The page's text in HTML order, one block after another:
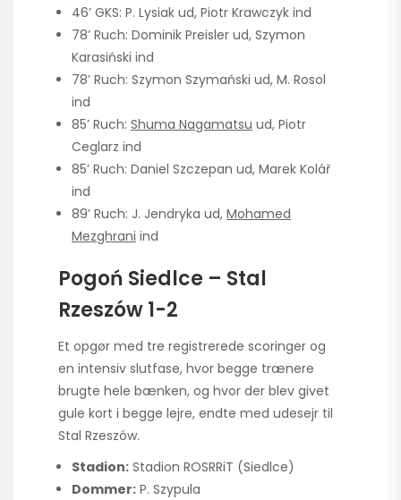
46’ GKS: P. Lysiak ud, Piotr Krawczyk ind
78’ Ruch: Dominik Preisler ud, Szymon
Karasiński ind
78’ Ruch: Szymon Szymański ud, M. Rosol
ind
85’ Ruch: Shuma Nagamatsu ud, Piotr
Ceglarz ind
85’ Ruch: Daniel Szczepan ud, Marek Kolář
ind
89’ Ruch: J. Jendryka ud, Mohamed
Mezghrani ind
Pogoń Siedlce – Stal
Rzeszów 1-2
Et opgør med tre registrerede scoringer og
en intensiv slutfase, hvor begge trænere
brugte hele bænken, og hvor der blev givet
gule kort i begge lejre, endte med udesejr til
Stal Rzeszów.
Stadion: Stadion ROSRRiT (Siedlce)
Dommer: P. Szypula